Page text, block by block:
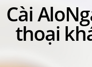
Cài
thoại